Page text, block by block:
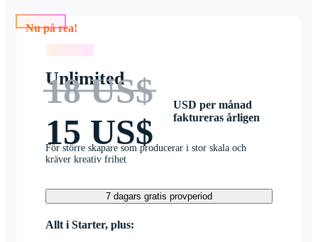
Nu på rea!
Unlimited
18 US$
15 US$
USD per månad
faktureras årligen
För större skapare som producerar i stor skala och
kräver kreativ frihet
7 dagars gratis provperiod
Allt i Starter, plus: